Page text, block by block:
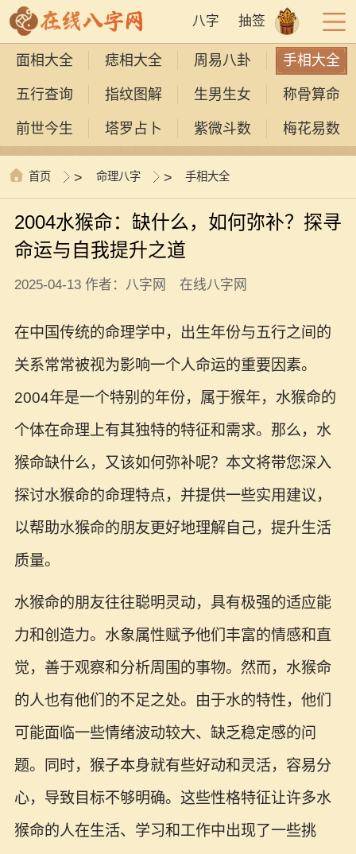
八字 抽签
面相大全 痣相大全 周易八卦 手相大全
五行查询 指纹图解 生男生女 称骨算命
前世今生 塔罗占卜 紫微斗数 梅花易数
首页 > 命理八字 > 手相大全
2004水猴命：缺什么，如何弥补？探寻
命运与自我提升之道
2025-04-13 作者：八字网 在线八字网
在中国传统的命理学中，出生年份与五行之间的
关系常常被视为影响一个人命运的重要因素。
2004年是一个特别的年份，属于猴年，水猴命的
个体在命理上有其独特的特征和需求。那么，水
猴命缺什么，又该如何弥补呢？本文将带您深入
探讨水猴命的命理特点，并提供一些实用建议，
以帮助水猴命的朋友更好地理解自己，提升生活
质量。
水猴命的朋友往往聪明灵动，具有极强的适应能
力和创造力。水象属性赋予他们丰富的情感和直
觉，善于观察和分析周围的事物。然而，水猴命
的人也有他们的不足之处。由于水的特性，他们
可能面临一些情绪波动较大、缺乏稳定感的问
题。同时，猴子本身就有些好动和灵活，容易分
心，导致目标不够明确。这些性格特征让许多水
猴命的人在生活、学习和工作中出现了一些挑